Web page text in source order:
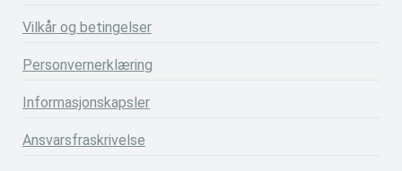
Vilkår og betingelser
Personvernerklæring
Informasjonskapsler
Ansvarsfraskrivelse